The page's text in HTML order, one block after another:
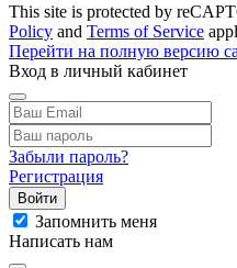
This site is protected by
Policy and Terms of Service
Перейти на полную версию
Вход в личный кабинет
Забыли пароль?
Регистрация
Войти
Запомнить меня
Написать нам